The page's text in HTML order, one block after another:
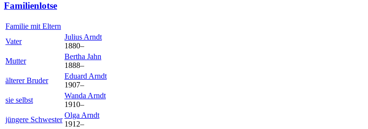
Familienlotse
Familie mit Eltern
Vater
Julius Arndt
1880–
Mutter
Bertha Jahn
1888–
älterer Bruder
Eduard Arndt
1907–
sie selbst
Wanda Arndt
1910–
jüngere Schwester
Olga Arndt
1912–